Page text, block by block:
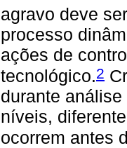
agravo deve
processo
ações de
tecnológico.2
durante
níveis,
ocorrem antes